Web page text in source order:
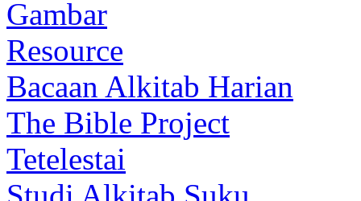
Gambar
Resource
Bacaan Alkitab Harian
The Bible Project
Tetelestai